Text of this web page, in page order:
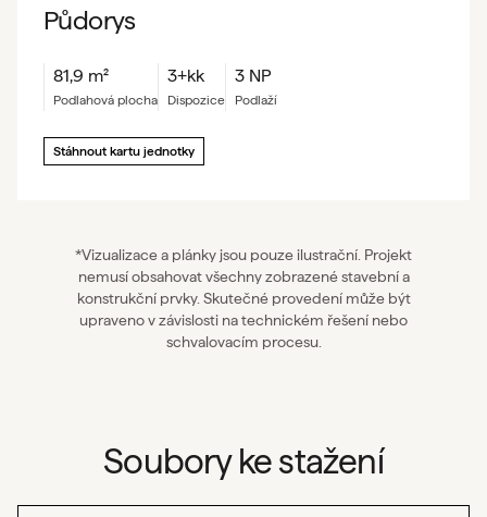
Půdorys
81,9 m²
podlahová plocha
3+kk
dispozice
3 NP
podlaží
Stáhnout kartu jednotky
*Vizualizace a plánky jsou pouze ilustrační. Projekt
nemusí obsahovat všechny zobrazené stavební a
konstrukční prvky. Skutečné provedení může být
upraveno v závislosti na technickém řešení nebo
schvalovacím procesu.
Soubory ke stažení